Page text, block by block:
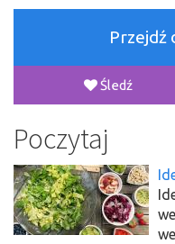
Przejdź
Śledź
Poczytaj